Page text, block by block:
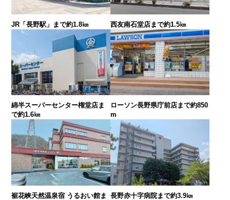
JR「長野駅」まで約1.8㎞ 西友南石堂店まで約1.5㎞
綿半スーパーセンター権堂店ま
で約1.6㎞
ローソン長野県庁前店まで約850
m
裾花峡天然温泉宿 うるおい館ま
長野赤十字病院まで約3.9㎞